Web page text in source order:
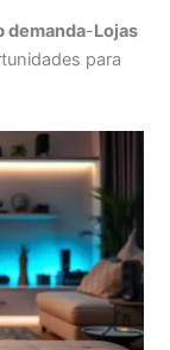
demanda-Lojas
para